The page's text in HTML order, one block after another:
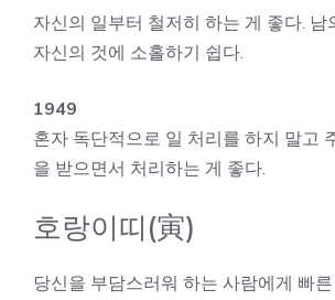
자신의 일부터 철저히 하는 게 좋다. 남
자신의 것에 소홀하기 쉽다.
1949
혼자 독단적으로 일 처리를 하지 말고
을 받으면서 처리하는 게 좋다.
호랑이띠(寅)
당신을 부담스러워 하는 사람에게 빠